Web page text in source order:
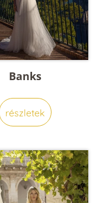
Banks
részletek